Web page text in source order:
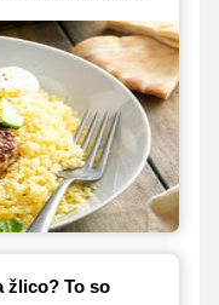
žlico? To so